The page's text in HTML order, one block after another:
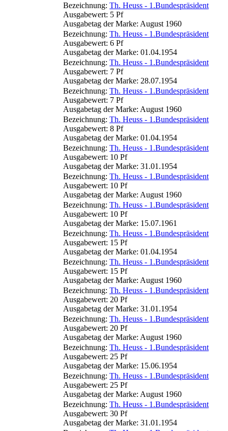
Bezeichnung: Th. Heuss - 1.Bundespräsident
Ausgabewert: 5 Pf
Ausgabetag der Marke: August 1960
Bezeichnung: Th. Heuss - 1.Bundespräsident
Ausgabewert: 6 Pf
Ausgabetag der Marke: 01.04.1954
Bezeichnung: Th. Heuss - 1.Bundespräsident
Ausgabewert: 7 Pf
Ausgabetag der Marke: 28.07.1954
Bezeichnung: Th. Heuss - 1.Bundespräsident
Ausgabewert: 7 Pf
Ausgabetag der Marke: August 1960
Bezeichnung: Th. Heuss - 1.Bundespräsident
Ausgabewert: 8 Pf
Ausgabetag der Marke: 01.04.1954
Bezeichnung: Th. Heuss - 1.Bundespräsident
Ausgabewert: 10 Pf
Ausgabetag der Marke: 31.01.1954
Bezeichnung: Th. Heuss - 1.Bundespräsident
Ausgabewert: 10 Pf
Ausgabetag der Marke: August 1960
Bezeichnung: Th. Heuss - 1.Bundespräsident
Ausgabewert: 10 Pf
Ausgabetag der Marke: 15.07.1961
Bezeichnung: Th. Heuss - 1.Bundespräsident
Ausgabewert: 15 Pf
Ausgabetag der Marke: 01.04.1954
Bezeichnung: Th. Heuss - 1.Bundespräsident
Ausgabewert: 15 Pf
Ausgabetag der Marke: August 1960
Bezeichnung: Th. Heuss - 1.Bundespräsident
Ausgabewert: 20 Pf
Ausgabetag der Marke: 31.01.1954
Bezeichnung: Th. Heuss - 1.Bundespräsident
Ausgabewert: 20 Pf
Ausgabetag der Marke: August 1960
Bezeichnung: Th. Heuss - 1.Bundespräsident
Ausgabewert: 25 Pf
Ausgabetag der Marke: 15.06.1954
Bezeichnung: Th. Heuss - 1.Bundespräsident
Ausgabewert: 25 Pf
Ausgabetag der Marke: August 1960
Bezeichnung: Th. Heuss - 1.Bundespräsident
Ausgabewert: 30 Pf
Ausgabetag der Marke: 31.01.1954